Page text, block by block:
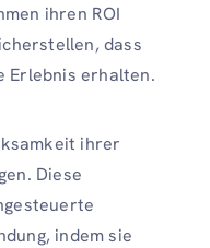
ihren ROI
dass
Erlebnis erhalten.
ihrer
Diese
indem sie